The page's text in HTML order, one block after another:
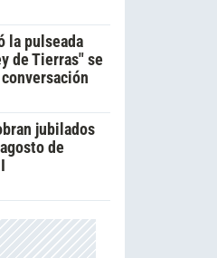
la pulseada
de Tierras" se
jubilados
de